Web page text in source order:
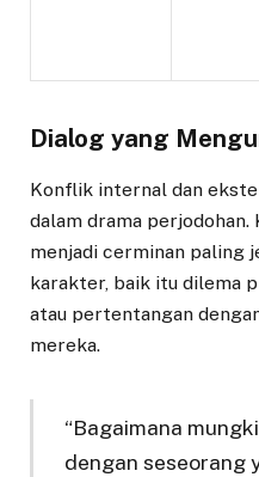
Dialog yang
Konflik internal dan
dalam drama
menjadi cerminan paling
karakter, baik itu dilema
atau pertentangan
mereka.
“Bagaimana
dengan seseorang